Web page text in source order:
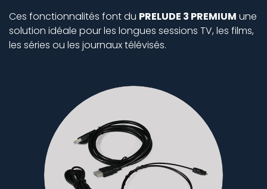
Ces fonctionnalités font du PRELUDE 3 PREMIUM une
solution idéale pour les longues sessions TV, les films,
les séries ou les journaux télévisés.